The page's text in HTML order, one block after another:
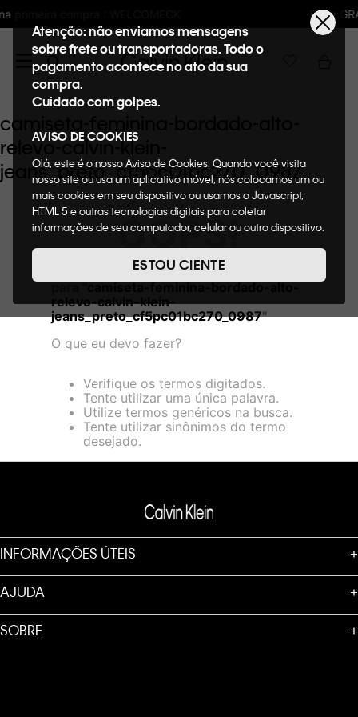
Frete GRÁTIS nas compras acima
Atenção: não enviamos mensagens
sobre frete ou transportadoras. Todo o
pagamento acontece no ato da sua
compra.
Cuidado com golpes.
AVISO DE COOKIES
Olá, este é o nosso Aviso de Cookies. Quando você visita
nosso site ou usa um aplicativo móvel, nós colocamos um ou
mais cookies em seu dispositivo ou usamos o Javascript,
HTML 5 e outras tecnologias digitais para coletar
informações de seu computador, celular ou outro dispositivo.
de cookies, informaremos quais cookies usaremos e quais
suas funções. A forma como processamos os dados
nosso Aviso de Privacidade. Quando você visita nosso site,
consideraremos isso como sua solicitação específica para
fornecer a você toda a funcionalidade do site, incluindo,
entre outros, a capacidade de comprar um item em nossa
Cookies acesse o link.
ESTOU CIENTE
camiseta-feminina-bordado-alto-
relevo-calvin-klein-
jeans_preto_cf5pc01bc270_0987
OOPS!
Não encontramos nenhum resultado
relevo-calvin-klein-
jeans_preto_cf5pc01bc270_0987"
O que eu devo fazer?
Verifique os termos digitados.
Tente utilizar uma única palavra.
Utilize termos genéricos na busca.
Tente utilizar sinônimos do termo
desejado.
INFORMAÇÕES ÚTEIS +
AJUDA +
SOBRE +